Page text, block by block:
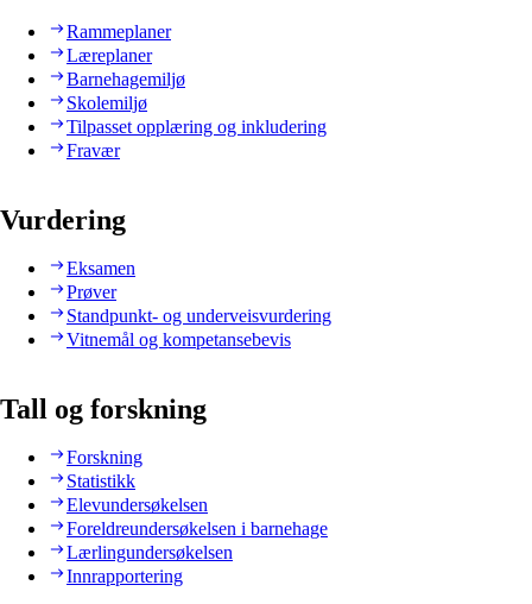
Rammeplaner
Læreplaner
Barnehagemiljø
Skolemiljø
Tilpasset opplæring og inkludering
Fravær
Vurdering
Eksamen
Prøver
Standpunkt- og underveisvurdering
Vitnemål og kompetansebevis
Tall og forskning
Forskning
Statistikk
Elevundersøkelsen
Foreldreundersøkelsen i barnehage
Lærlingundersøkelsen
Innrapportering